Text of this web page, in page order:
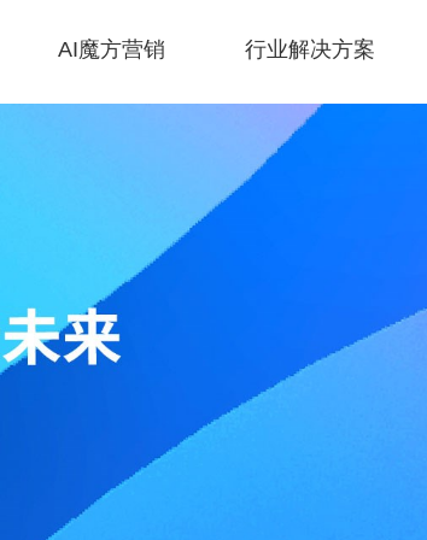
AI魔方营销 行业解决方案